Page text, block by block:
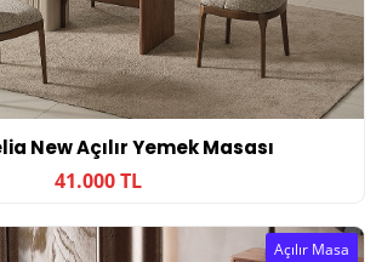
New Açılır Yemek Masası
41.000 TL
Açılır Masa